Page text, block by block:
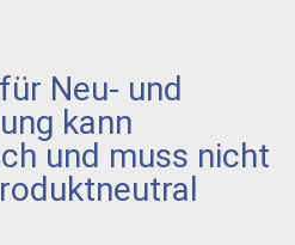
Neu- und
kann
und muss nicht